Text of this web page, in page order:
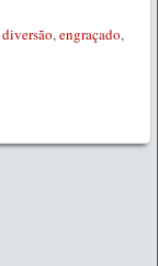
diversão,engraçado,